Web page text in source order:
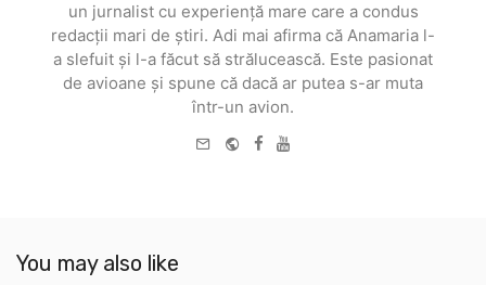
un jurnalist cu experiență mare care a condus
redacții mari de știri. Adi mai afirma că Anamaria l-
a slefuit și l-a făcut să strălucească. Este pasionat
de avioane și spune că dacă ar putea s-ar muta
într-un avion.
e-
WebsiteFacebook
You may also like